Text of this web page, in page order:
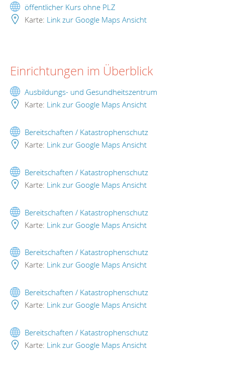
öffentlicher Kurs ohne PLZ
Karte: Link zur Google Maps Ansicht
Einrichtungen im Überblick
Ausbildungs- und Gesundheitszentrum
Karte: Link zur Google Maps Ansicht
Bereitschaften / Katastrophenschutz
Karte: Link zur Google Maps Ansicht
Bereitschaften / Katastrophenschutz
Karte: Link zur Google Maps Ansicht
Bereitschaften / Katastrophenschutz
Karte: Link zur Google Maps Ansicht
Bereitschaften / Katastrophenschutz
Karte: Link zur Google Maps Ansicht
Bereitschaften / Katastrophenschutz
Karte: Link zur Google Maps Ansicht
Bereitschaften / Katastrophenschutz
Karte: Link zur Google Maps Ansicht